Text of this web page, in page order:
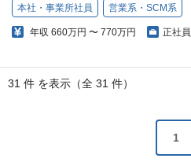
本社・事業所社員 営業系・SCM系
年収 660万円 〜 770万円 正社員
31 件 を表示（全 31 件）
1